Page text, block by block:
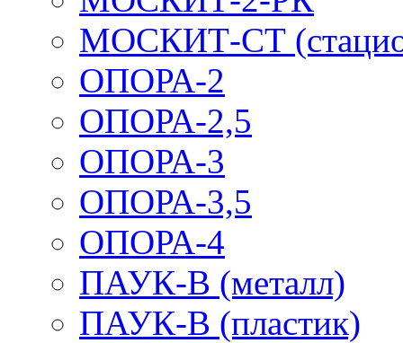
МОСКИТ-СТ
ОПОРА-2
ОПОРА-2,5
ОПОРА-3
ОПОРА-3,5
ОПОРА-4
ПАУК-В (металл)
ПАУК-В (пластик)